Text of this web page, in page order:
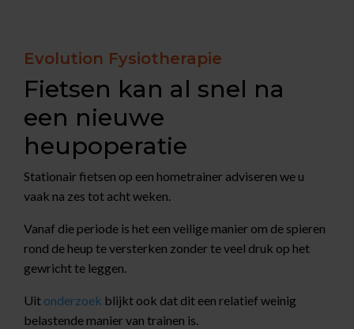
Evolution Fysiotherapie
Fietsen kan al snel na
een nieuwe
heupoperatie
Stationair fietsen op een hometrainer adviseren we u
vaak na zes tot acht weken.
Vanaf die periode is het een veilige manier om de spieren
rond de heup te versterken zonder te veel druk op het
gewricht te leggen.
Uit onderzoek blijkt ook dat dit een relatief weinig
belastende manier van trainen is.